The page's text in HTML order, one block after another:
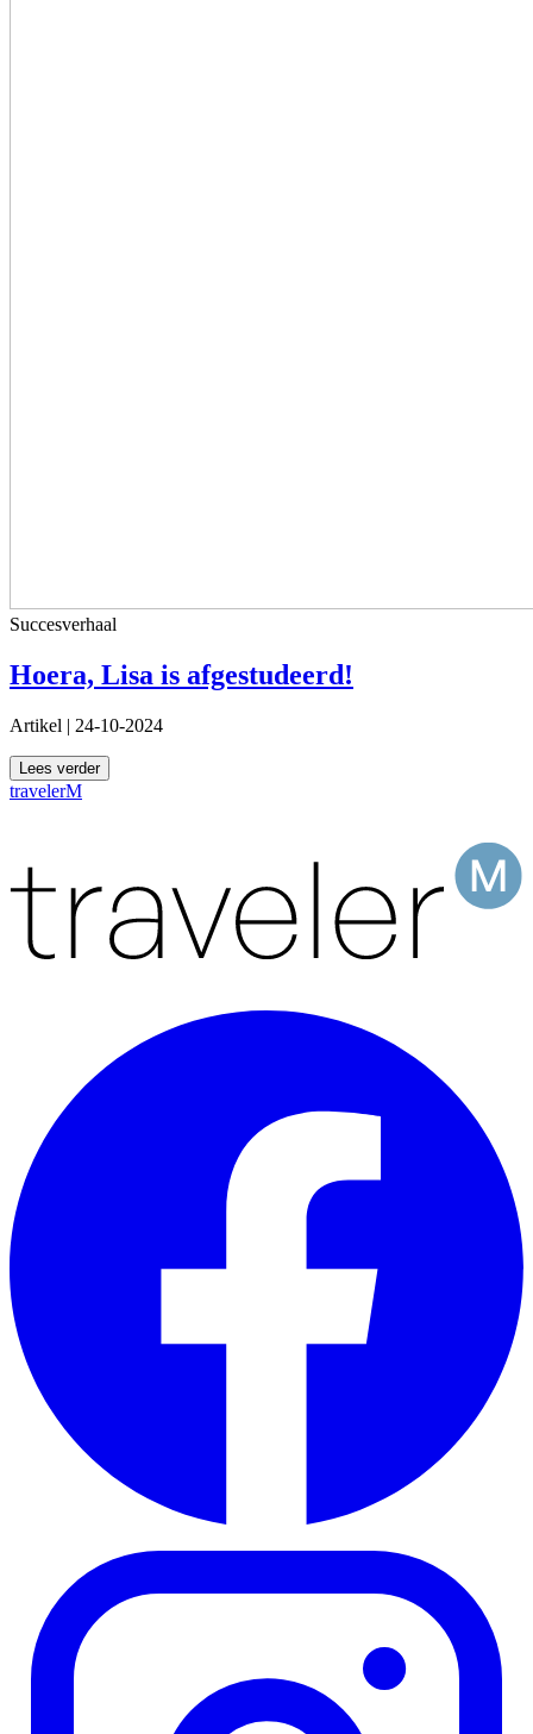
Succesverhaal
Hoera, Lisa is afgestudeerd!
Artikel | 24-10-2024
Lees verder
travelerM